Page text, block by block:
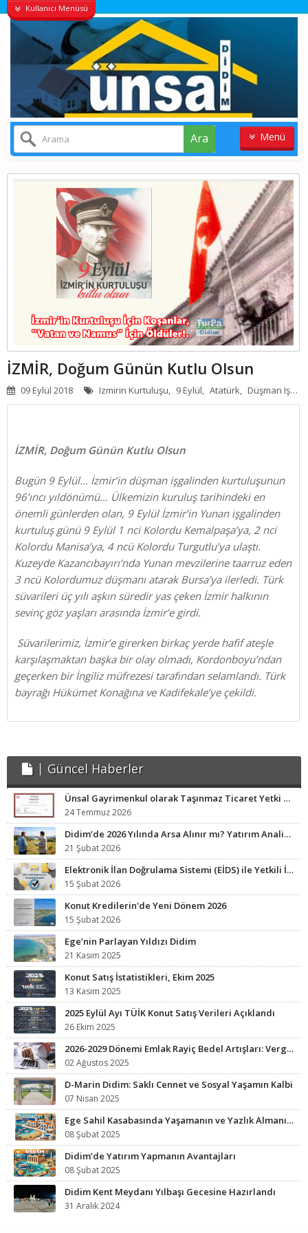
Kullanıcı Menüsü
Menü
Ara
ANASAYFA
APART - OTELLER
GÜNLÜK KIRALIK
HABERLER
İZMİR, Doğum Günün Kutlu Olsun
09 Eylül 2018 Izmirin Kurtuluşu, 9 Eylül, Atatürk, Düşman Işgali,
İZMİR, Doğum Günün Kutlu Olsun
Bugün 9 Eylül… İzmir’in düşman işgalinden kurtuluşunun
96’ıncı yıldönümü… Ülkemizin kuruluş tarihindeki en
önemli günlerden olan, 9 Eylül İzmir’in Yunan işgalinden
kurtuluş günü 9 Eylül 1 nci Kolordu Kemalpaşa’ya, 2 nci
Kolordu Manisa’ya, 4 ncü Kolordu Turgutlu’ya ulaştı.
Kuzeyde Kazancıbayırı’nda Yunan mevzilerine taarruz eden
3 ncü Kolordumuz düşmanı atarak Bursa’ya ilerledi. Türk
süvarileri üç yılı aşkın süredir yas çeken İzmir halkının
sevinç göz yaşları arasında İzmir’e girdi.
Süvarilerimiz, İzmir’e girerken birkaç yerde hafif ateşle
karşılaşmaktan başka bir olay olmadı, Kordonboyu’ndan
geçerken bir İngiliz müfrezesi tarafından selamlandı. Türk
bayrağı Hükümet Konağına ve Kadifekale’ye çekildi.
Güncel Haberler
Ünsal Gayrimenkul olarak Taşınmaz Ticaret Yetki Belgesi sahibi işletmeyiz.
24 Temmuz 2026
Didim’de 2026 Yılında Arsa Alınır mı? Yatırım Analizi ve Fırsat Bölgeleri
21 Şubat 2026
Elektronik İlan Doğrulama Sistemi (EİDS) ile Yetkili İlan Zorunluluğu Başladı.
15 Şubat 2026
Konut Kredilerin'de Yeni Dönem 2026
15 Şubat 2026
Ege’nin Parlayan Yıldızı Didim
21 Kasım 2025
Konut Satış İstatistikleri, Ekim 2025
13 Kasım 2025
2025 Eylül Ayı TÜİK Konut Satış Verileri Açıklandı
26 Ekim 2025
2026-2029 Dönemi Emlak Rayiç Bedel Artışları: Vergi Yükünüz Artabilir
02 Ağustos 2025
D-Marin Didim: Saklı Cennet ve Sosyal Yaşamın Kalbi
07 Nisan 2025
Ege Sahil Kasabasında Yaşamanın ve Yazlık Almanın Avantajları
08 Şubat 2025
Didim’de Yatırım Yapmanın Avantajları
08 Şubat 2025
Didim Kent Meydanı Yılbaşı Gecesine Hazırlandı
31 Aralık 2024